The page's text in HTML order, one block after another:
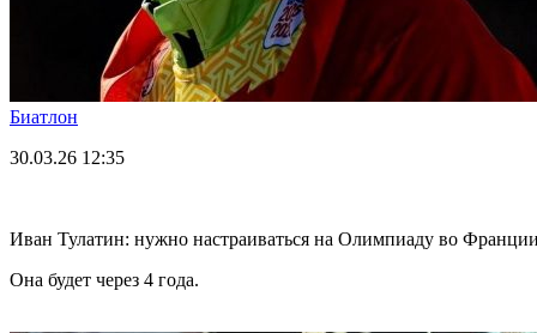
Биатлон
30.03.26 12:35
Иван Тулатин: нужно настраиваться на Олимпиаду во
Она будет через 4 года.